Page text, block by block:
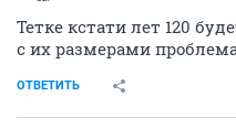
Тетке кстати лет 120
с их размерами
ОТВЕТИТЬ